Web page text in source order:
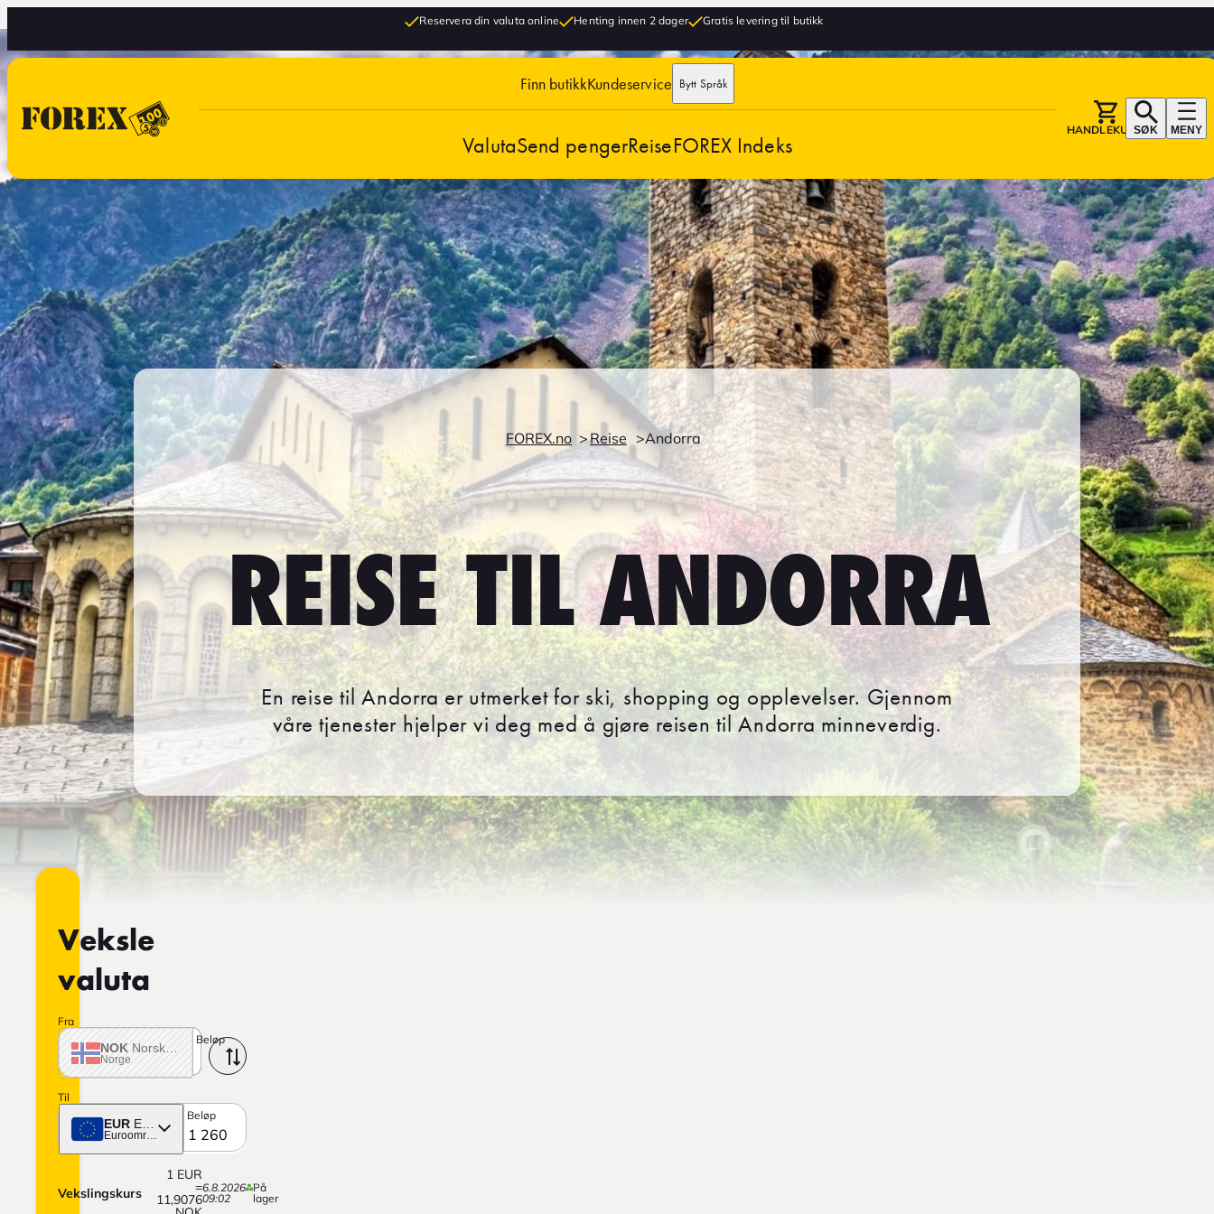
Reservera din valuta online Henting innen 2 dager Gratis levering til butikk
Finn butikkKundeservice Bytt Språk
ValutaSend pengerReiseFOREX Indeks
HANDLEKURVSØK MENY
FOREX.no Reise Andorra
REISE TIL ANDORRA
En reise til Andorra er utmerket for ski, shopping og opplevelser. Gjennom
våre tjenester hjelper vi deg med å gjøre reisen til Andorra minneverdig.
Veksle
valuta
Fra
NOK Norske krone
Norge
Beløp
Til
EUR Euro
Euroområdet
Beløp
Vekslingskurs
1 EUR
=
11,9076
6.8.2026
09:02
På
lager